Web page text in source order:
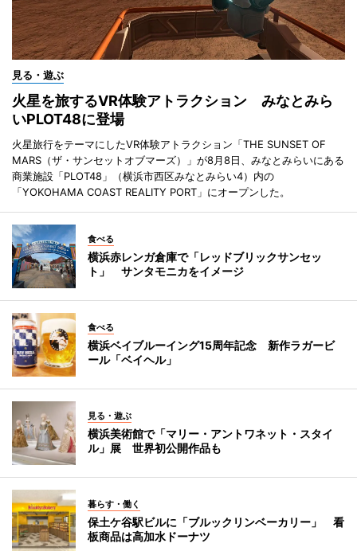
見る・遊ぶ
火星を旅するVR体験アトラクション みなとみら
いPLOT48に登場
火星旅行をテーマにしたVR体験アトラクション「THE SUNSET OF
MARS（ザ・サンセットオブマーズ）」が8月8日、みなとみらいにある
商業施設「PLOT48」（横浜市西区みなとみらい4）内の
「YOKOHAMA COAST REALITY PORT」にオープンした。
食べる
横浜赤レンガ倉庫で「レッドブリックサンセッ
ト」 サンタモニカをイメージ
食べる
横浜ベイブルーイング15周年記念 新作ラガービ
ール「ベイヘル」
見る・遊ぶ
横浜美術館で「マリー・アントワネット・スタイ
ル」展 世界初公開作品も
暮らす・働く
保土ケ谷駅ビルに「ブルックリンベーカリー」 看
板商品は高加水ドーナツ